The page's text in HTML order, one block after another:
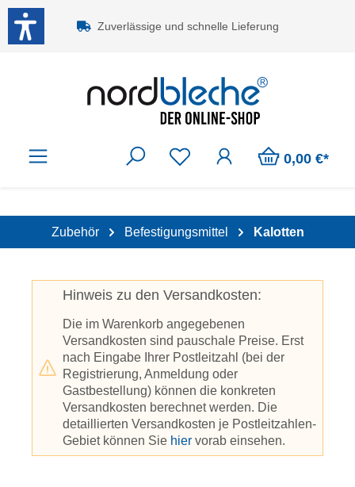
Zum Hauptinhalt springen
Zuverlässige und schnelle Lieferung
0,00 €*
Zubehör Befestigungsmittel Kalotten
Hinweis zu den Versandkosten:
Die im Warenkorb angegebenen
Versandkosten sind pauschale Preise. Erst
nach Eingabe Ihrer Postleitzahl (bei der
Registrierung, Anmeldung oder
Gastbestellung) können die konkreten
Versandkosten berechnet werden. Die
detaillierten Versandkosten je Postleitzahlen-
Gebiet können Sie hier vorab einsehen.